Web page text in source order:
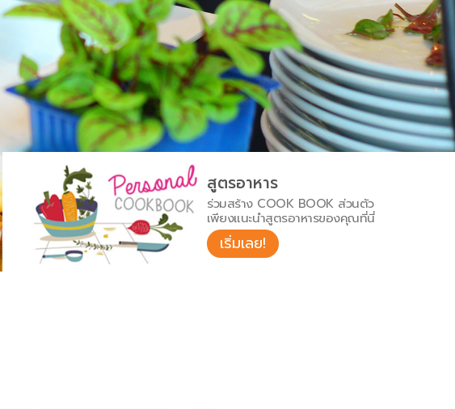
สูตรอาหาร
ร่วมสร้าง COOK BOOK ส่วนตัว
เพียงแนะนำสูตรอาหารของคุณที่นี่
เริ่มเลย!